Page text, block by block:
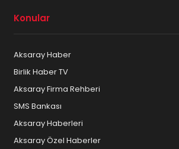
Konular
Aksaray Haber
Birlik Haber TV
Aksaray Firma Rehberi
SMS Bankası
Aksaray Haberleri
Aksaray Özel Haberler